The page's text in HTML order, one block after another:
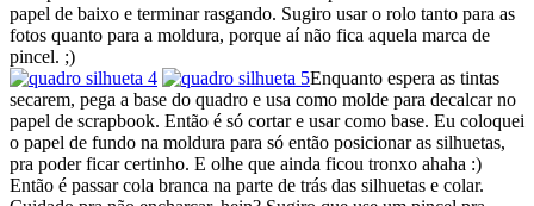
papel de baixo e terminar rasgando. Sugiro usar o rolo tanto para as
fotos quanto para a moldura, porque aí não fica aquela marca de
pincel. ;)
Enquanto espera as tintas
secarem, pega a base do quadro e usa como molde para decalcar no
papel de scrapbook. Então é só cortar e usar como base. Eu coloquei
o papel de fundo na moldura para só então posicionar as silhuetas,
pra poder ficar certinho. E olhe que ainda ficou tronxo ahaha :)
Então é passar cola branca na parte de trás das silhuetas e colar.